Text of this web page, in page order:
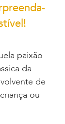
paixão
da
de
ou